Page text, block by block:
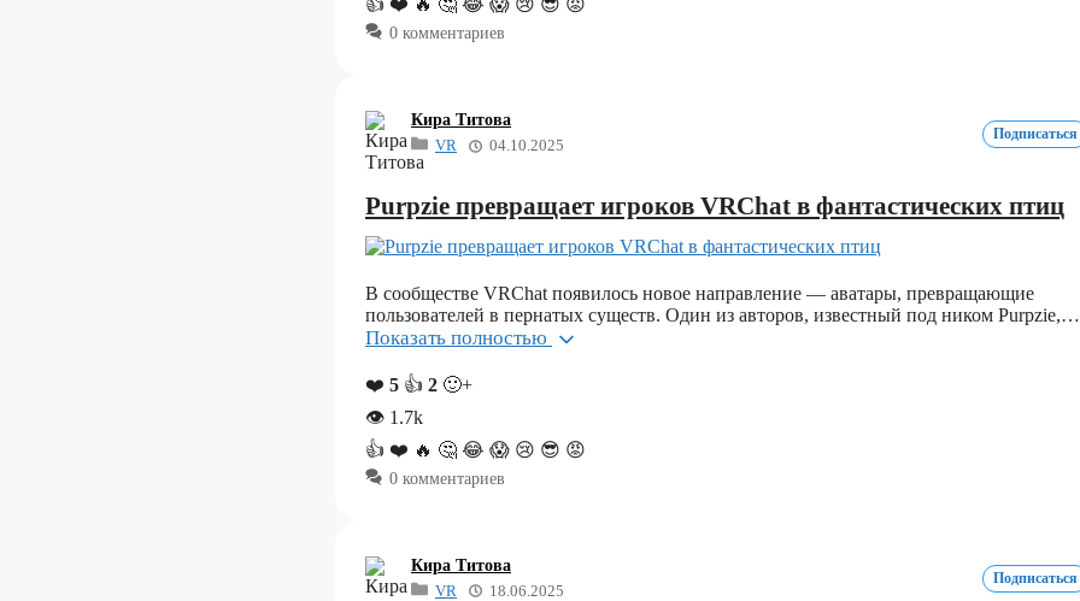
👍 ❤️ 🔥 🤔 😂 😱 😢 😎 😡
0 комментариев
Кира Титова
VR
04.10.2025
Подписаться
Purpzie превращает игроков VRChat в фантастических птиц
В сообществе VRChat появилось новое направление — аватары, превращающие
пользователей в пернатых существ. Один из авторов, известный под ником Purpzie,…
Показать полностью
❤️ 5 👍 2 🙂+
👁 1.7k
👍 ❤️ 🔥 🤔 😂 😱 😢 😎 😡
0 комментариев
Кира Титова
VR
18.06.2025
Подписаться